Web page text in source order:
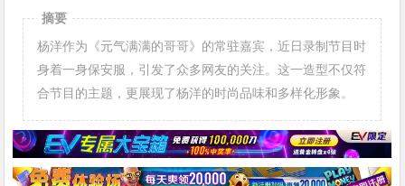
摘要
杨洋作为《元气满满的哥哥》的常驻嘉宾，近日录制节目时
身着一身保安服，引发了众多网友的关注。这一造型不仅符
合节目的主题，更展现了杨洋的时尚品味和多样化形象。